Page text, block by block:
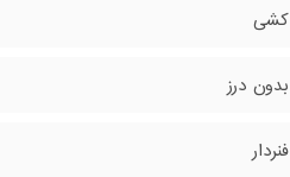
کشی
بدون درز
فنردار